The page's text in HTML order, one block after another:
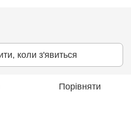
коли з'явиться
Порівняти